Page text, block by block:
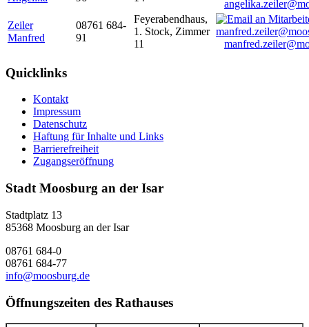
Zeiler
Manfred
08761 684-
91
Feyerabendhaus,
1. Stock, Zimmer
11
Quicklinks
Kontakt
Impressum
Datenschutz
Haftung für Inhalte und Links
Barrierefreiheit
Zugangseröffnung
Stadt Moosburg an der Isar
Stadtplatz 13
85368 Moosburg an der Isar
08761 684-0
08761 684-77
info@moosburg.de
Öffnungszeiten des Rathauses